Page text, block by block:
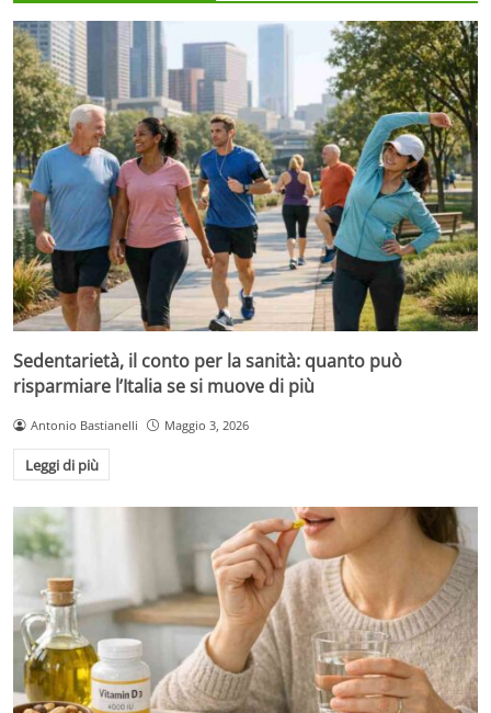
Sedentarietà, il conto per la sanità: quanto può
risparmiare l’Italia se si muove di più
Antonio Bastianelli Maggio 3, 2026
Leggi di più